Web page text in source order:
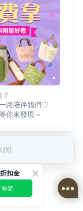
//
路陪伴我們♡
你來發現～
扣金
帳號